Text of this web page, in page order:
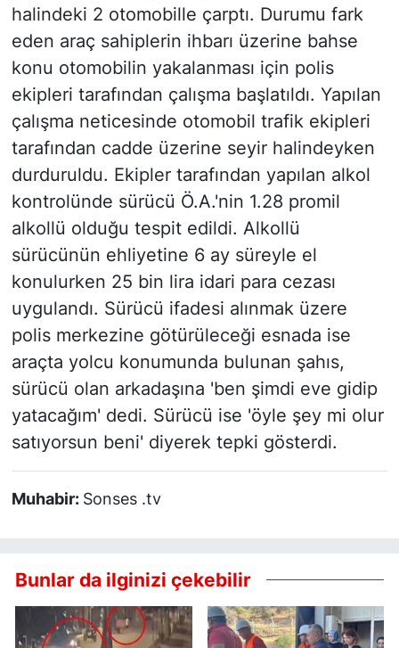
halindeki 2 otomobille çarptı. Durumu fark
eden araç sahiplerin ihbarı üzerine bahse
konu otomobilin yakalanması için polis
ekipleri tarafından çalışma başlatıldı. Yapılan
çalışma neticesinde otomobil trafik ekipleri
tarafından cadde üzerine seyir halindeyken
durduruldu. Ekipler tarafından yapılan alkol
kontrolünde sürücü Ö.A.'nin 1.28 promil
alkollü olduğu tespit edildi. Alkollü
sürücünün ehliyetine 6 ay süreyle el
konulurken 25 bin lira idari para cezası
uygulandı. Sürücü ifadesi alınmak üzere
polis merkezine götürüleceği esnada ise
araçta yolcu konumunda bulunan şahıs,
sürücü olan arkadaşına 'ben şimdi eve gidip
yatacağım' dedi. Sürücü ise 'öyle şey mi olur
satıyorsun beni' diyerek tepki gösterdi.
Muhabir: Sonses .tv
Bunlar da ilginizi çekebilir